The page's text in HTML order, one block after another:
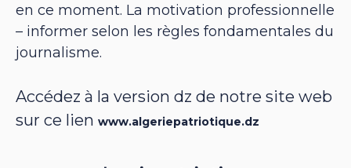
en ce moment. La motivation professionnelle
– informer selon les règles fondamentales du
journalisme.
Accédez à la version dz de notre site web
sur ce lien www.algeriepatriotique.dz